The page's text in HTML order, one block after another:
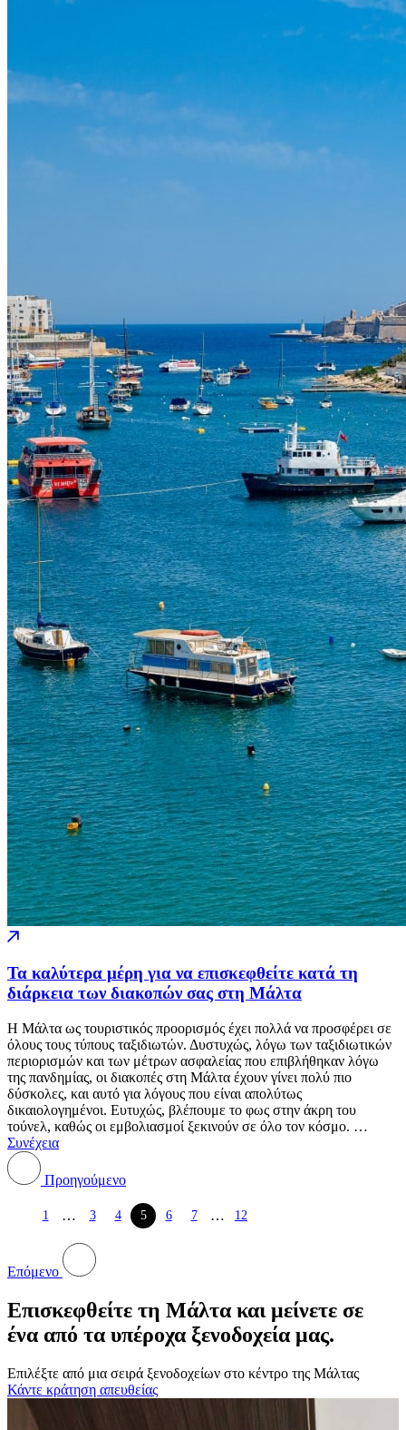
Τα καλύτερα μέρη για να επισκεφθείτε κατά τη
διάρκεια των διακοπών σας στη Μάλτα
Η Μάλτα ως τουριστικός προορισμός έχει πολλά να προσφέρει σε
όλους τους τύπους ταξιδιωτών. Δυστυχώς, λόγω των ταξιδιωτικών
περιορισμών και των μέτρων ασφαλείας που επιβλήθηκαν λόγω
της πανδημίας, οι διακοπές στη Μάλτα έχουν γίνει πολύ πιο
δύσκολες, και αυτό για λόγους που είναι απολύτως
δικαιολογημένοι. Ευτυχώς, βλέπουμε το φως στην άκρη του
τούνελ, καθώς οι εμβολιασμοί ξεκινούν σε όλο τον κόσμο. …
Συνέχεια
Προηγούμενο
1 … 3 4 5 6 7 … 12
Επόμενο
Επισκεφθείτε τη Μάλτα και μείνετε σε
ένα από τα υπέροχα ξενοδοχεία μας.
Επιλέξτε από μια σειρά ξενοδοχείων στο κέντρο της Μάλτας
Κάντε κράτηση απευθείας